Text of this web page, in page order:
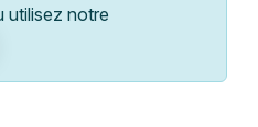
utilisez notre